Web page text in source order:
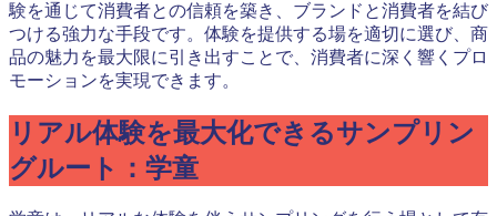
験を通じて消費者との信頼を築き、ブランドと消費者を結び
つける強力な手段です。体験を提供する場を適切に選び、商
品の魅力を最大限に引き出すことで、消費者に深く響くプロ
モーションを実現できます。
リアル体験を最大化できるサンプリン
グルート：学童